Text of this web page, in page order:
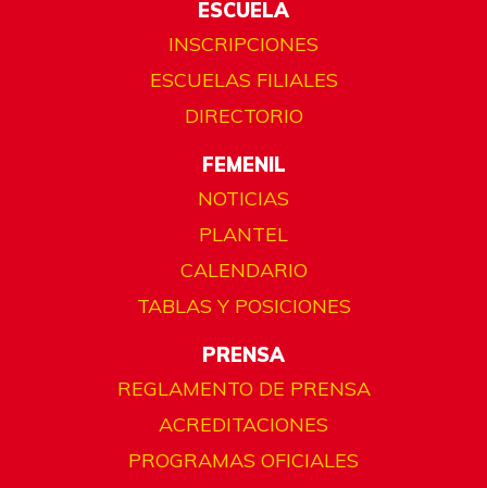
ESCUELA
INSCRIPCIONES
ESCUELAS FILIALES
DIRECTORIO
FEMENIL
NOTICIAS
PLANTEL
CALENDARIO
TABLAS Y POSICIONES
PRENSA
REGLAMENTO DE PRENSA
ACREDITACIONES
PROGRAMAS OFICIALES